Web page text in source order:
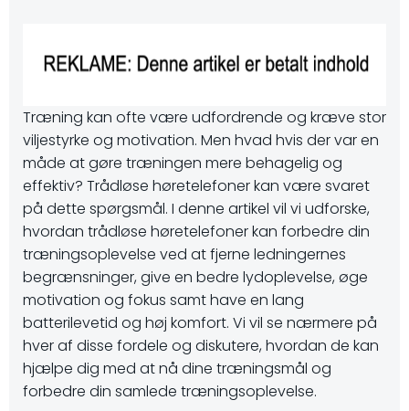
Træning kan ofte være udfordrende og kræve stor
viljestyrke og motivation. Men hvad hvis der var en
måde at gøre træningen mere behagelig og
effektiv? Trådløse høretelefoner kan være svaret
på dette spørgsmål. I denne artikel vil vi udforske,
hvordan trådløse høretelefoner kan forbedre din
træningsoplevelse ved at fjerne ledningernes
begrænsninger, give en bedre lydoplevelse, øge
motivation og fokus samt have en lang
batterilevetid og høj komfort. Vi vil se nærmere på
hver af disse fordele og diskutere, hvordan de kan
hjælpe dig med at nå dine træningsmål og
forbedre din samlede træningsoplevelse.